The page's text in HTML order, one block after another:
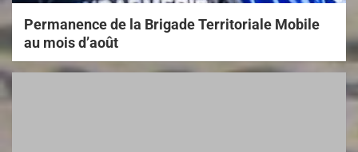
Permanence de la Brigade Territoriale Mobile
au mois d’août